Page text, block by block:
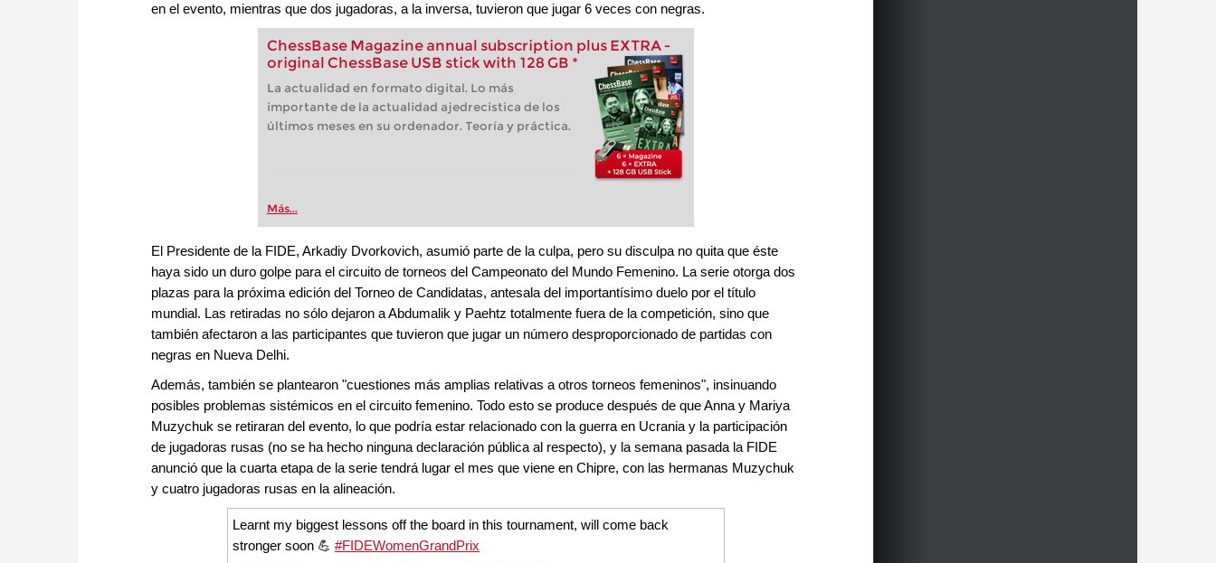
en el evento, mientras que dos jugadoras, a la inversa, tuvieron que jugar 6 veces con negras.
ChessBase Magazine annual subscription plus EXTRA -
original ChessBase USB stick with 128 GB *
La actualidad en formato digital. Lo más
importante de la actualidad ajedrecistica de los
últimos meses en su ordenador. Teoría y práctica.
Más...
El Presidente de la FIDE, Arkadiy Dvorkovich, asumió parte de la culpa, pero su disculpa no quita que éste
haya sido un duro golpe para el circuito de torneos del Campeonato del Mundo Femenino. La serie otorga dos
plazas para la próxima edición del Torneo de Candidatas, antesala del importantísimo duelo por el título
mundial. Las retiradas no sólo dejaron a Abdumalik y Paehtz totalmente fuera de la competición, sino que
también afectaron a las participantes que tuvieron que jugar un número desproporcionado de partidas con
negras en Nueva Delhi.
Además, también se plantearon "cuestiones más amplias relativas a otros torneos femeninos", insinuando
posibles problemas sistémicos en el circuito femenino. Todo esto se produce después de que Anna y Mariya
Muzychuk se retiraran del evento, lo que podría estar relacionado con la guerra en Ucrania y la participación
de jugadoras rusas (no se ha hecho ninguna declaración pública al respecto), y la semana pasada la FIDE
anunció que la cuarta etapa de la serie tendrá lugar el mes que viene en Chipre, con las hermanas Muzychuk
y cuatro jugadoras rusas en la alineación.
Learnt my biggest lessons off the board in this tournament, will come back
stronger soon 💪#FIDEWomenGrandPrix